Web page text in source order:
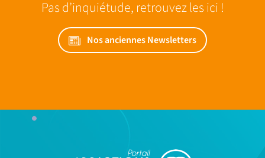
Pas d’inquiétude, retrouvez les ici !
Nos anciennes Newsletters